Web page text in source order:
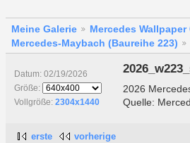
Meine Galerie Mercedes Wallpaper
Mercedes-Maybach (Baureihe 223)
Datum: 02/19/2026
Größe:
Vollgröße: 2304x1440
2026
Quelle:
erste vorherige